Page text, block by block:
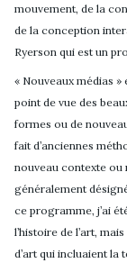
mouvement, de la
de la conception
Ryerson qui est un
« Nouveaux médias
point de vue des
formes ou de
fait d’anciennes
nouveau contexte ou
généralement
ce programme, j’ai
l’histoire de l’art,
d’art qui incluaient